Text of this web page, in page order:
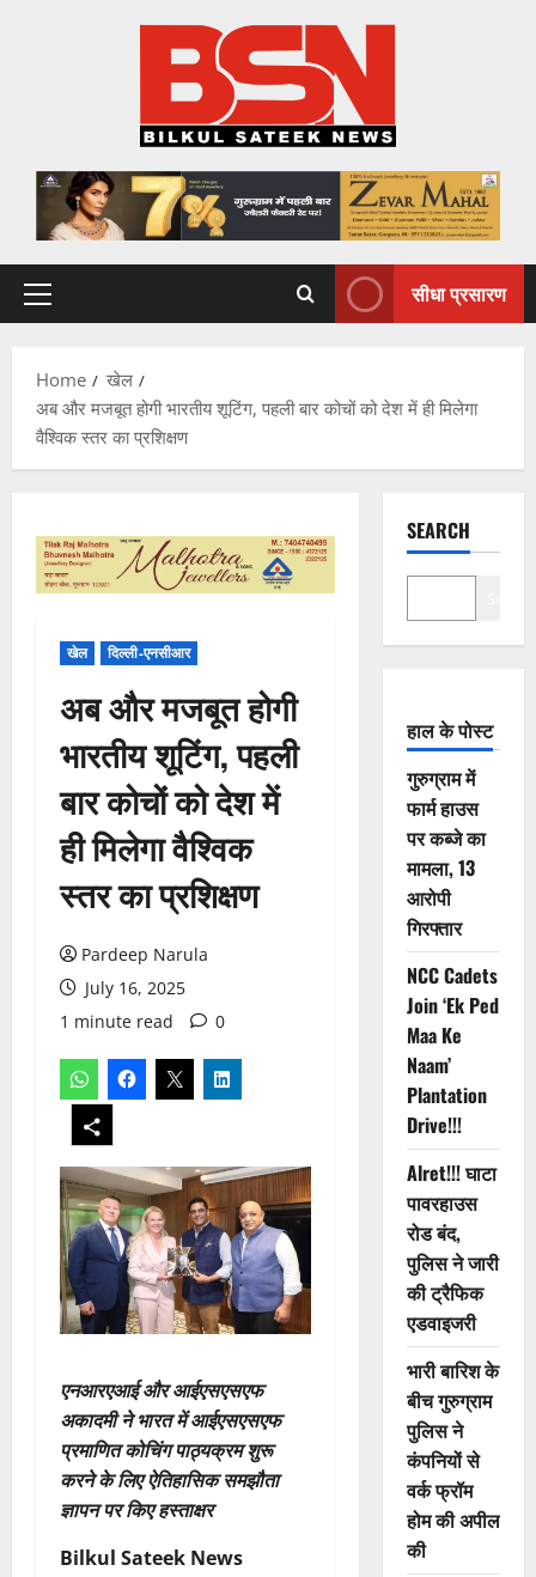
Primary
सीधा प्रसारण
Home
खेल
अब और मजबूत होगी भारतीय शूटिंग, पहली बार कोचों को देश में ही मिलेगा
वैश्विक स्तर का प्रशिक्षण
खेल दिल्ली-एनसीआर
अब और मजबूत होगी
भारतीय शूटिंग, पहली
बार कोचों को देश में
ही मिलेगा वैश्विक
स्तर का प्रशिक्षण
Pardeep Narula
July 16, 2025
1 minute read
0
एनआरएआई और आईएसएसएफ
अकादमी ने भारत में आईएसएसएफ
प्रमाणित कोचिंग पाठ्यक्रम शुरू
करने के लिए ऐतिहासिक समझौता
ज्ञापन पर किए हस्ताक्षर
Bilkul Sateek News
SEARCH
हाल के पोस्ट
गुरुग्राम में
फार्म हाउस
पर कब्जे का
मामला, 13
आरोपी
गिरफ्तार
NCC Cadets
Join ‘Ek Ped
Maa Ke
Naam’
Plantation
Drive!!!
Alret!!! घाटा
पावरहाउस
रोड बंद,
पुलिस ने जारी
की ट्रैफिक
एडवाइजरी
भारी बारिश के
बीच गुरुग्राम
पुलिस ने
कंपनियों से
वर्क फ्रॉम
होम की अपील
की